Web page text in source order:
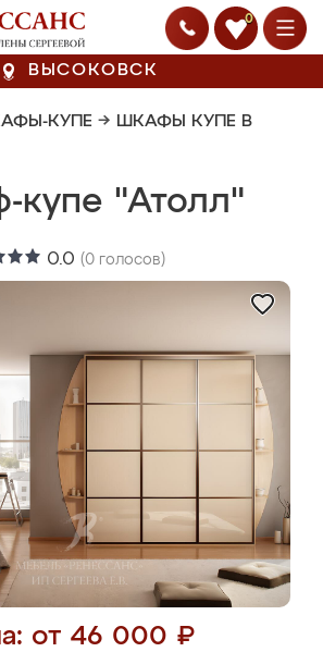
0
ВЫСОКОВСК
КУПЕ → ШКАФЫ КУПЕ В
купе "Атолл"
0.0 (0 голосов)
от 46 000 ₽